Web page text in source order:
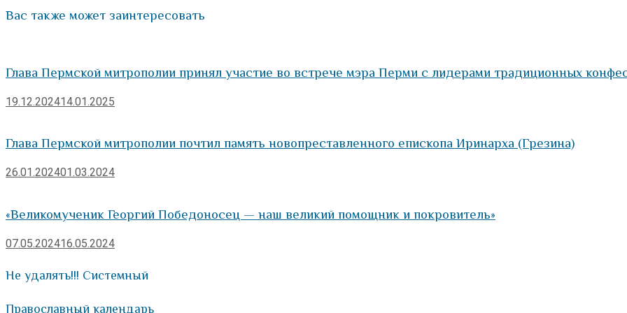
Вас также может заинтересовать
Глава Пермской митрополии принял участие во встрече мэра Перми с лидерами традиционных
19.12.202414.01.2025
Глава Пермской митрополии почтил память новопреставленного епископа Иринарха (Грезина)
26.01.202401.03.2024
«Великомученик Георгий Победоносец — наш великий помощник и покровитель»
07.05.202416.05.2024
Не удалять!!! Системный
Православный календарь